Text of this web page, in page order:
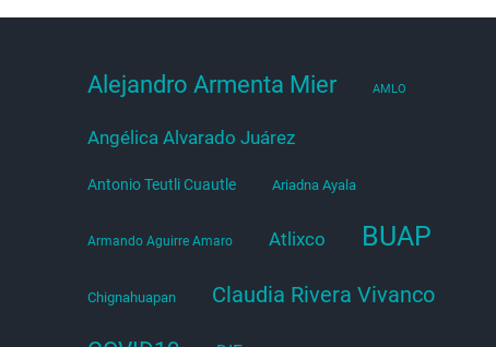
Alejandro Armenta Mier AMLO
Angélica Alvarado Juárez
Antonio Teutli Cuautle Ariadna Ayala
Armando Aguirre Amaro Atlixco BUAP
Chignahuapan Claudia Rivera Vivanco